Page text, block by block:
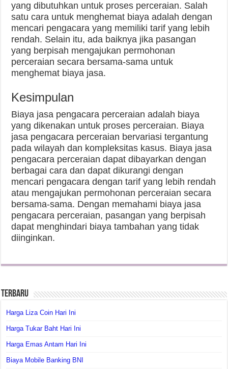
yang dibutuhkan untuk proses perceraian. Salah
satu cara untuk menghemat biaya adalah dengan
mencari pengacara yang memiliki tarif yang lebih
rendah. Selain itu, ada baiknya jika pasangan
yang berpisah mengajukan permohonan
perceraian secara bersama-sama untuk
menghemat biaya jasa.
Kesimpulan
Biaya jasa pengacara perceraian adalah biaya
yang dikenakan untuk proses perceraian. Biaya
jasa pengacara perceraian bervariasi tergantung
pada wilayah dan kompleksitas kasus. Biaya jasa
pengacara perceraian dapat dibayarkan dengan
berbagai cara dan dapat dikurangi dengan
mencari pengacara dengan tarif yang lebih rendah
atau mengajukan permohonan perceraian secara
bersama-sama. Dengan memahami biaya jasa
pengacara perceraian, pasangan yang berpisah
dapat menghindari biaya tambahan yang tidak
diinginkan.
Terbaru
Harga Liza Coin Hari Ini
Harga Tukar Baht Hari Ini
Harga Emas Antam Hari Ini
Biaya Mobile Banking BNI